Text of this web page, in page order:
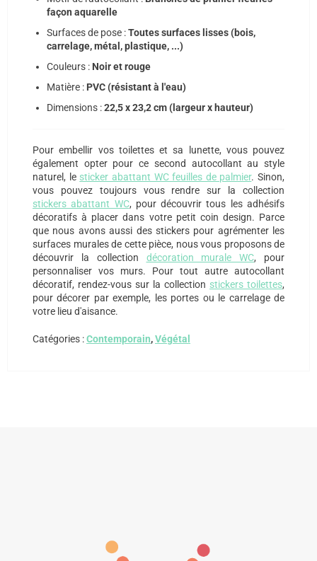
façon aquarelle
Surfaces de pose :Toutes surfaces lisses (bois,
carrelage, métal, plastique, ...)
Couleurs : Noir et rouge
Matière : PVC (résistant à l'eau)
Dimensions :22,5 x 23,2 cm (largeur x hauteur)
Pour embellir vos toilettes et sa lunette, vous pouvez
également opter pour ce second autocollant au style
naturel, le sticker abattant WC feuilles de palmier. Sinon,
vous pouvez toujours vous rendre sur la collection
stickers abattant WC, pour découvrir tous les adhésifs
décoratifs à placer dans votre petit coin design. Parce
que nous avons aussi des stickers pour agrémenter les
surfaces murales de cette pièce, nous vous proposons de
découvrir la collection décoration murale WC, pour
personnaliser vos murs. Pour tout autre autocollant
décoratif, rendez-vous sur la collection stickers toilettes,
pour décorer par exemple, les portes ou le carrelage de
votre lieu d'aisance.
Catégories :Contemporain,Végétal